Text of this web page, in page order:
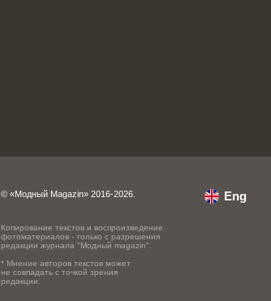
© «Модный Magazin» 2016-2026.
Копирование текстов и воспроизведение
фотоматериалов - только с разрешения
редакции журнала "Модный magazin".
* Мнение авторов текстов может
не совпадать с точкой зрения
редакции.
Eng